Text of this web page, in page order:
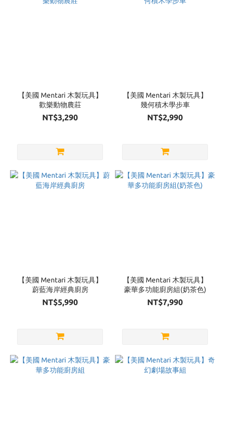
【美國 Mentari 木製玩具】
歡樂動物農莊
NT$3,290
【美國 Mentari 木製玩具】
幾何積木學步車
NT$2,990
【美國 Mentari 木製玩具】
蔚藍海岸經典廚房
NT$5,990
【美國 Mentari 木製玩具】
豪華多功能廚房組(奶茶色)
NT$7,990